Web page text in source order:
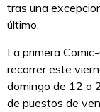
tras una
último.
La primera
recorrer este
domingo de 12 a
de puestos de